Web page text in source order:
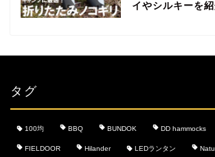
イやシルキーを紹
タグ
100均 BBQ BUNDOK DD hammocks
FIELDOOR Hilander LEDランタン